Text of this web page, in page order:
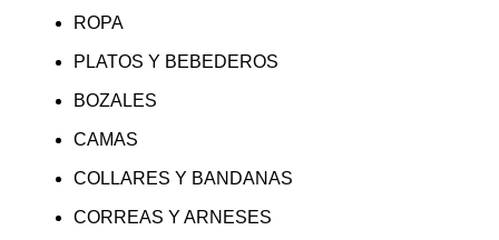
ROPA
PLATOS Y BEBEDEROS
BOZALES
CAMAS
COLLARES Y BANDANAS
CORREAS Y ARNESES